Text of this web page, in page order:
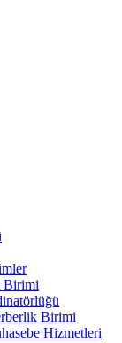
Birimi
Birimi
Hizmetleri